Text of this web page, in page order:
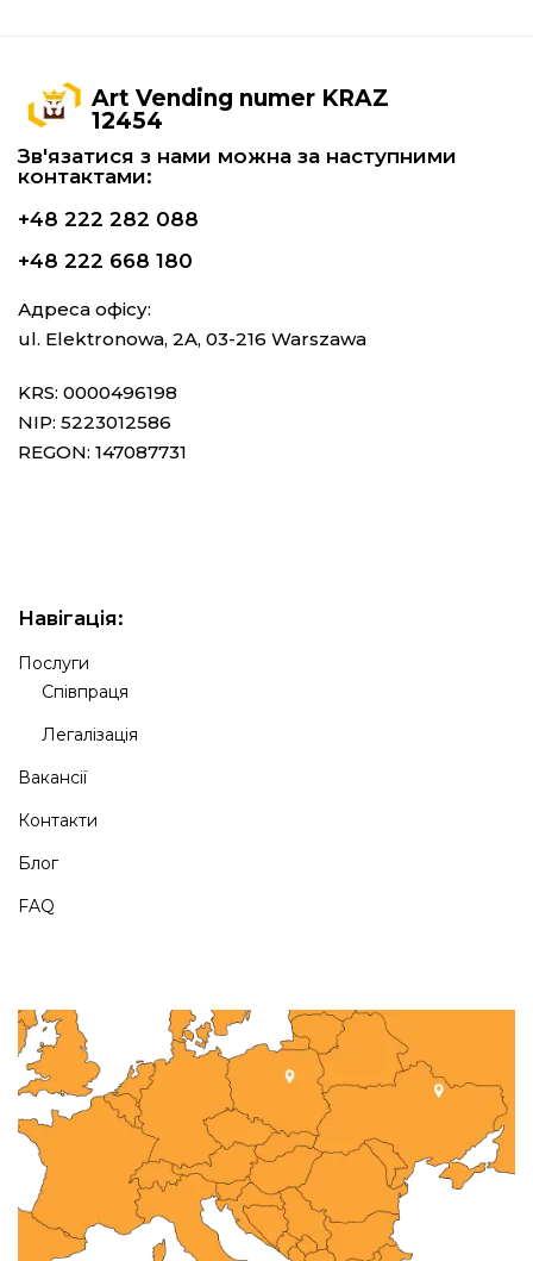
Art Vending numer KRAZ
12454
Зв'язатися з нами можна за наступними
контактами:
+48 222 282 088
+48 222 668 180
Адреса офісу:
ul. Elektronowa, 2A, 03-216 Warszawa
KRS: 0000496198
NIP: 5223012586
REGON: 147087731
Навігація:
Послуги
Співпраця
Легалізація
Вакансії
Контакти
Блог
FAQ